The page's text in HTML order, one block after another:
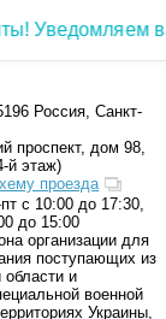
вас
Россия, Санкт-
проспект, дом 98,
й этаж)
проезда
с 10:00 до 17:30,
до 15:00
организации для
поступающих из
области и
военной
Украины,